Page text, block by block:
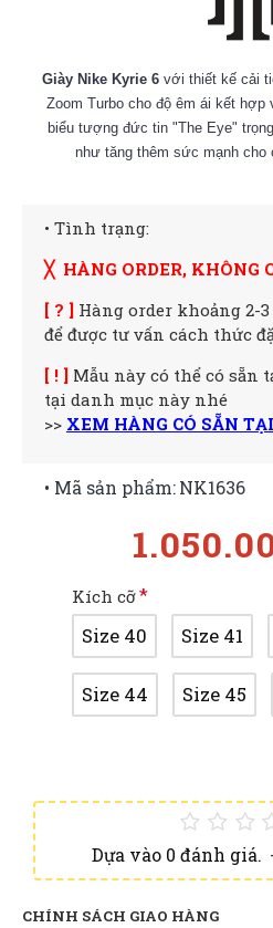
Giày Nike Kyrie 6 với thiết kế cải
Zoom Turbo cho độ êm ái kết
biểu tượng đức tin "The Eye"
như tăng thêm sức mạnh cho
• Tình trạng:
╳ HÀNG ORDER, KHÔNG
[ ? ] Hàng order khoảng 2-
để được tư vấn cách thức
[ ! ] Mẫu này có thể có sẵn
tại danh mục này nhé
>> XEM HÀNG CÓ SẴN
Dựa vào 0 đánh giá.
• Mã sản phẩm:NK1636
Kích cỡ
Size 40 Size 41
Size 44 Size 45
CHÍNH SÁCH GIAO HÀNG